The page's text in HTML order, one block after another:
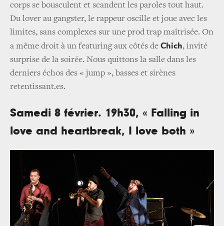
corps se bousculent et scandent les paroles tout haut.
Du lover au gangster, le rappeur oscille et joue avec les
limites, sans complexes sur une prod trap maîtrisée. On
a même droit à un featuring aux côtés de Chich, invité
surprise de la soirée. Nous quittons la salle dans les
derniers échos des « jump », basses et sirènes
retentissant.es.
Samedi 8 février. 19h30, « Falling in
love and heartbreak, I love both »